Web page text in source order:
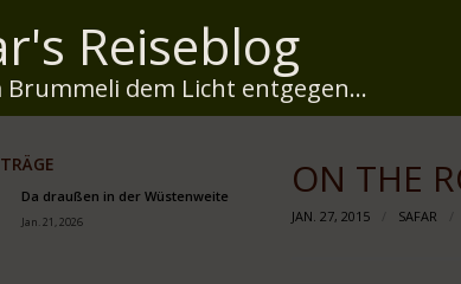
Reiseblog
Brummeli dem Licht entgegen...
ON THE
JAN. 27, 2015 SAFAR
Da draußen in der Wüstenweite
Jan. 21, 2026